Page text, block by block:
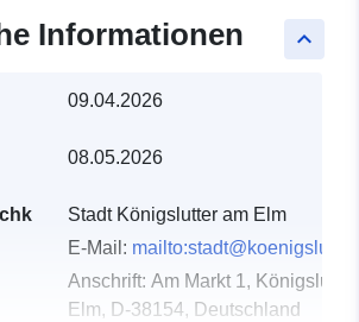
keyboard_arrow_up
Informationen
09.04.2026
08.05.2026
Stadt Königslutter am Elm
E-Mail:
Anschrift: Am Markt 1,
Elm, D-38154, Deutschland